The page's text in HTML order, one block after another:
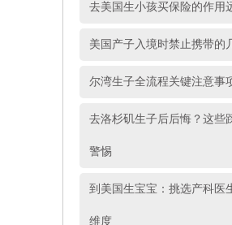
去美国生小孩买保险的作用
美国产子入境时禁止携带的
尔湾生子全流程关键注意事
去洛杉矶生子后后悔？这些
警惕
到美国生宝宝：挑选产科医
维度